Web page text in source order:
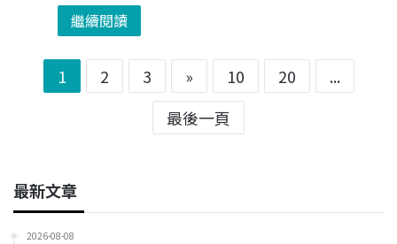
繼續閱讀
1 2 3 » 10 20
...
最後一頁
最新文章
2026-08-08